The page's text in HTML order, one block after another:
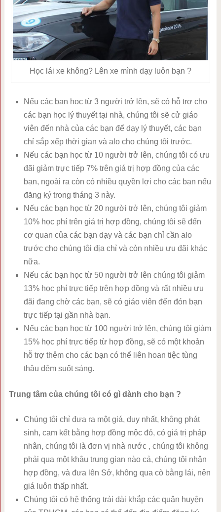
Học lái xe không? Lên xe mình dạy luôn bạn ?
Nếu các bạn học từ 3 người trở lên, sẽ có hỗ trợ cho
các bạn học lý thuyết tại nhà, chúng tôi sẽ cử giáo
viên đến nhà của các bạn để dạy lý thuyết, các bạn
chỉ sắp xếp thời gian và alo cho chúng tôi trước.
Nếu các bạn học từ 10 người trở lên, chúng tôi có ưu
đãi giảm trực tiếp 7% trên giá trị hợp đồng của các
bạn, ngoài ra còn có nhiều quyền lợi cho các bạn nếu
đăng ký trong tháng 3 này.
Nếu các bạn học từ 20 người trở lên, chúng tôi giảm
10% học phí trên giá trị hợp đồng, chúng tôi sẽ đến
cơ quan của các bạn dạy và các bạn chỉ cần alo
trước cho chúng tôi địa chỉ và còn nhiều ưu đãi khác
nữa.
Nếu các bạn học từ 50 người trở lên chúng tôi giảm
13% học phí trực tiếp trên hợp đồng và rất nhiều ưu
đãi đang chờ các bạn, sẽ có giáo viên đến đón bạn
trực tiếp tại gần nhà bạn.
Nếu các bạn học từ 100 người trở lên, chúng tôi giảm
15% học phí trực tiếp từ hợp đồng, sẽ có một khoản
hỗ trợ thêm cho các bạn có thể liên hoan tiệc tùng
thâu đêm suốt sáng.
Trung tâm của chúng tôi có gì dành cho bạn ?
Chúng tôi chỉ đưa ra một giá, duy nhất, không phát
sinh, cam kết bằng hợp đồng mộc đỏ, có giá trị pháp
nhân, chúng tôi là đơn vị nhà nước , chúng tôi không
phải qua một khâu trung gian nào cả, chúng tôi nhận
hợp đồng, và đưa lên Sở, không qua cò bằng lái, nên
giá luôn thấp nhất.
Chúng tôi có hệ thống trải dài khắp các quận huyện